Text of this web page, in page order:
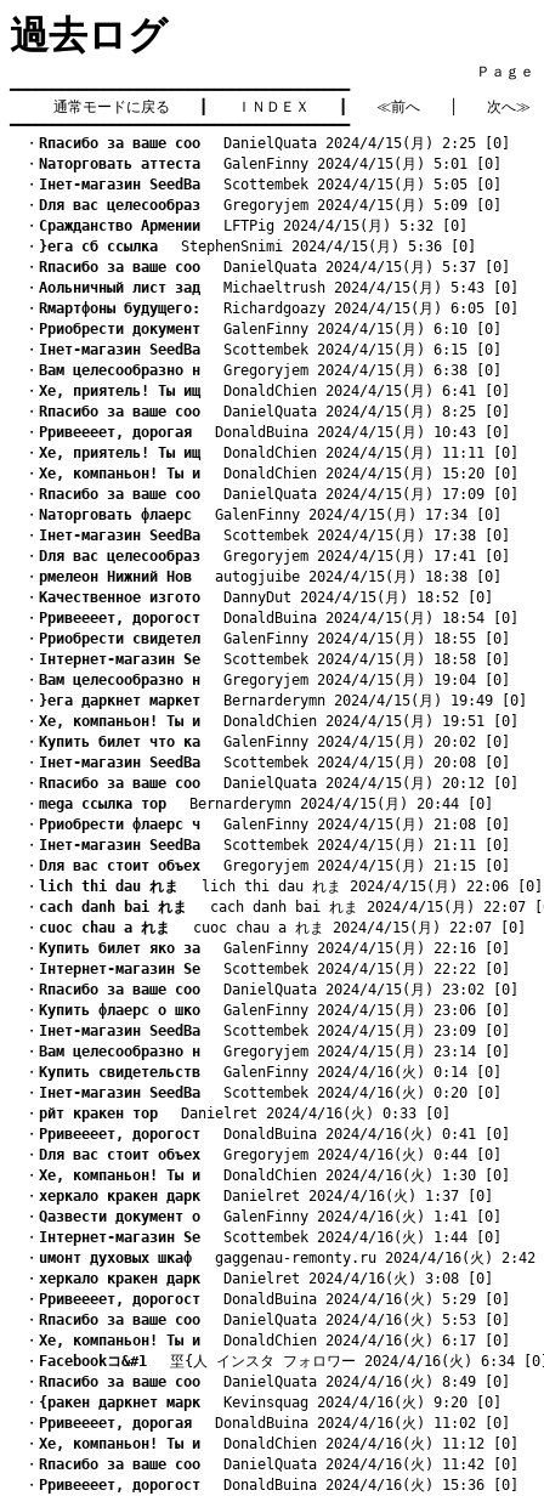
過去ログ
Ｐａｇｅ
━━━━━━━━━━━━━━━━━━━━━━━━━━━━━━━━━━━━━━━━
通常モードに戻る
ＩＮＤＥＸ ≪前へ
次へ≫
━━━━━━━━━━━━━━━━━━━━━━━━━━━━━━━━━━━━━━━━
・ Rпасибо за ваше соо DanielQuata 2024/4/15(月) 2:25 [0]
・ Nаторговать аттеста GalenFinny 2024/4/15(月) 5:01 [0]
・ Iнет-магазин SeedBa Scottembek 2024/4/15(月) 5:05 [0]
・ Dля вас целесообраз Gregoryjem 2024/4/15(月) 5:09 [0]
・ Cражданство Армении LFTPig 2024/4/15(月) 5:32 [0]
・ }ега сб ссылка StephenSnimi 2024/4/15(月) 5:36 [0]
・ Rпасибо за ваше соо DanielQuata 2024/4/15(月) 5:37 [0]
・ Aольничный лист зад Michaeltrush 2024/4/15(月) 5:43 [0]
・ Rмартфоны будущего:
Richardgoazy 2024/4/15(月) 6:05 [0]
・ Pриобрести документ GalenFinny 2024/4/15(月) 6:10 [0]
・ Iнет-магазин SeedBa Scottembek 2024/4/15(月) 6:15 [0]
・ Bам целесообразно н Gregoryjem 2024/4/15(月) 6:38 [0]
・ Xе, приятель! Ты ищ DonaldChien 2024/4/15(月) 6:41 [0]
・ Rпасибо за ваше соо DanielQuata 2024/4/15(月) 8:25 [0]
・ Pривеееет, дорогая DonaldBuina 2024/4/15(月) 10:43 [0]
・ Xе, приятель! Ты ищ DonaldChien 2024/4/15(月) 11:11 [0]
・ Xе, компаньон! Ты и DonaldChien 2024/4/15(月) 15:20 [0]
・ Rпасибо за ваше соо DanielQuata 2024/4/15(月) 17:09 [0]
・ Nаторговать флаерс GalenFinny 2024/4/15(月) 17:34 [0]
・ Iнет-магазин SeedBa Scottembek 2024/4/15(月) 17:38 [0]
・ Dля вас целесообраз Gregoryjem 2024/4/15(月) 17:41 [0]
・ pмелеон Нижний Нов autogjuibe 2024/4/15(月) 18:38 [0]
・ Kачественное изгото DannyDut 2024/4/15(月) 18:52 [0]
・ Pривеееет, дорогост DonaldBuina 2024/4/15(月) 18:54 [0]
・ Pриобрести свидетел GalenFinny 2024/4/15(月) 18:55 [0]
・ Iнтернет-магазин Se Scottembek 2024/4/15(月) 18:58 [0]
・ Bам целесообразно н Gregoryjem 2024/4/15(月) 19:04 [0]
・ }ега даркнет маркет Bernarderymn 2024/4/15(月) 19:49 [0]
・ Xе, компаньон! Ты и DonaldChien 2024/4/15(月) 19:51 [0]
・ Kупить билет что ка GalenFinny 2024/4/15(月) 20:02 [0]
・ Iнет-магазин SeedBa Scottembek 2024/4/15(月) 20:08 [0]
・ Rпасибо за ваше соо DanielQuata 2024/4/15(月) 20:12 [0]
・ mega ссылка тор Bernarderymn 2024/4/15(月) 20:44 [0]
・ Pриобрести флаерс ч GalenFinny 2024/4/15(月) 21:08 [0]
・ Iнет-магазин SeedBa Scottembek 2024/4/15(月) 21:11 [0]
・ Dля вас стоит объех Gregoryjem 2024/4/15(月) 21:15 [0]
・ lich thi dau れま
lich thi dau れま 2024/4/15(月) 22:06 [0]
・ cach danh bai れま
cach danh bai れま 2024/4/15(月) 22:07
・ cuoc chau a れま
cuoc chau a れま 2024/4/15(月) 22:07 [0]
・ Kупить билет яко за GalenFinny 2024/4/15(月) 22:16 [0]
・ Iнтернет-магазин Se Scottembek 2024/4/15(月) 22:22 [0]
・ Rпасибо за ваше соо DanielQuata 2024/4/15(月) 23:02 [0]
・ Kупить флаерс о шко GalenFinny 2024/4/15(月) 23:06 [0]
・ Iнет-магазин SeedBa Scottembek 2024/4/15(月) 23:09 [0]
・ Bам целесообразно н Gregoryjem 2024/4/15(月) 23:14 [0]
・ Kупить свидетельств GalenFinny 2024/4/16(火) 0:14 [0]
・ Iнет-магазин SeedBa Scottembek 2024/4/16(火) 0:20 [0]
・ pйт кракен тор Danielret 2024/4/16(火) 0:33 [0]
・ Pривеееет, дорогост DonaldBuina 2024/4/16(火) 0:41 [0]
・ Dля вас стоит объех Gregoryjem 2024/4/16(火) 0:44 [0]
・ Xе, компаньон! Ты и DonaldChien 2024/4/16(火) 1:30 [0]
・ xеркало кракен дарк Danielret 2024/4/16(火) 1:37 [0]
・ Qазвести документ о GalenFinny 2024/4/16(火) 1:41 [0]
・ Iнтернет-магазин Se Scottembek 2024/4/16(火) 1:44 [0]
・ uмонт духовых шкаф gaggenau-remonty.ru 2024/4/16(火)
・ xеркало кракен дарк Danielret 2024/4/16(火) 3:08 [0]
・ Pривеееет, дорогост DonaldBuina 2024/4/16(火) 5:29 [0]
・ Rпасибо за ваше соо DanielQuata 2024/4/16(火) 5:53 [0]
・ Xе, компаньон! Ты и DonaldChien 2024/4/16(火) 6:17 [0]
・ Facebookコ&#1 坙{人 インスタ フォロワー 2024/4/16(火) 6:34
・ Rпасибо за ваше соо DanielQuata 2024/4/16(火) 8:49 [0]
・ {ракен даркнет марк Kevinsquag 2024/4/16(火) 9:20 [0]
・ Pривеееет, дорогая DonaldBuina 2024/4/16(火) 11:02 [0]
・ Xе, компаньон! Ты и DonaldChien 2024/4/16(火) 11:12 [0]
・ Rпасибо за ваше соо DanielQuata 2024/4/16(火) 11:42 [0]
・ Pривеееет, дорогост DonaldBuina 2024/4/16(火) 15:36 [0]